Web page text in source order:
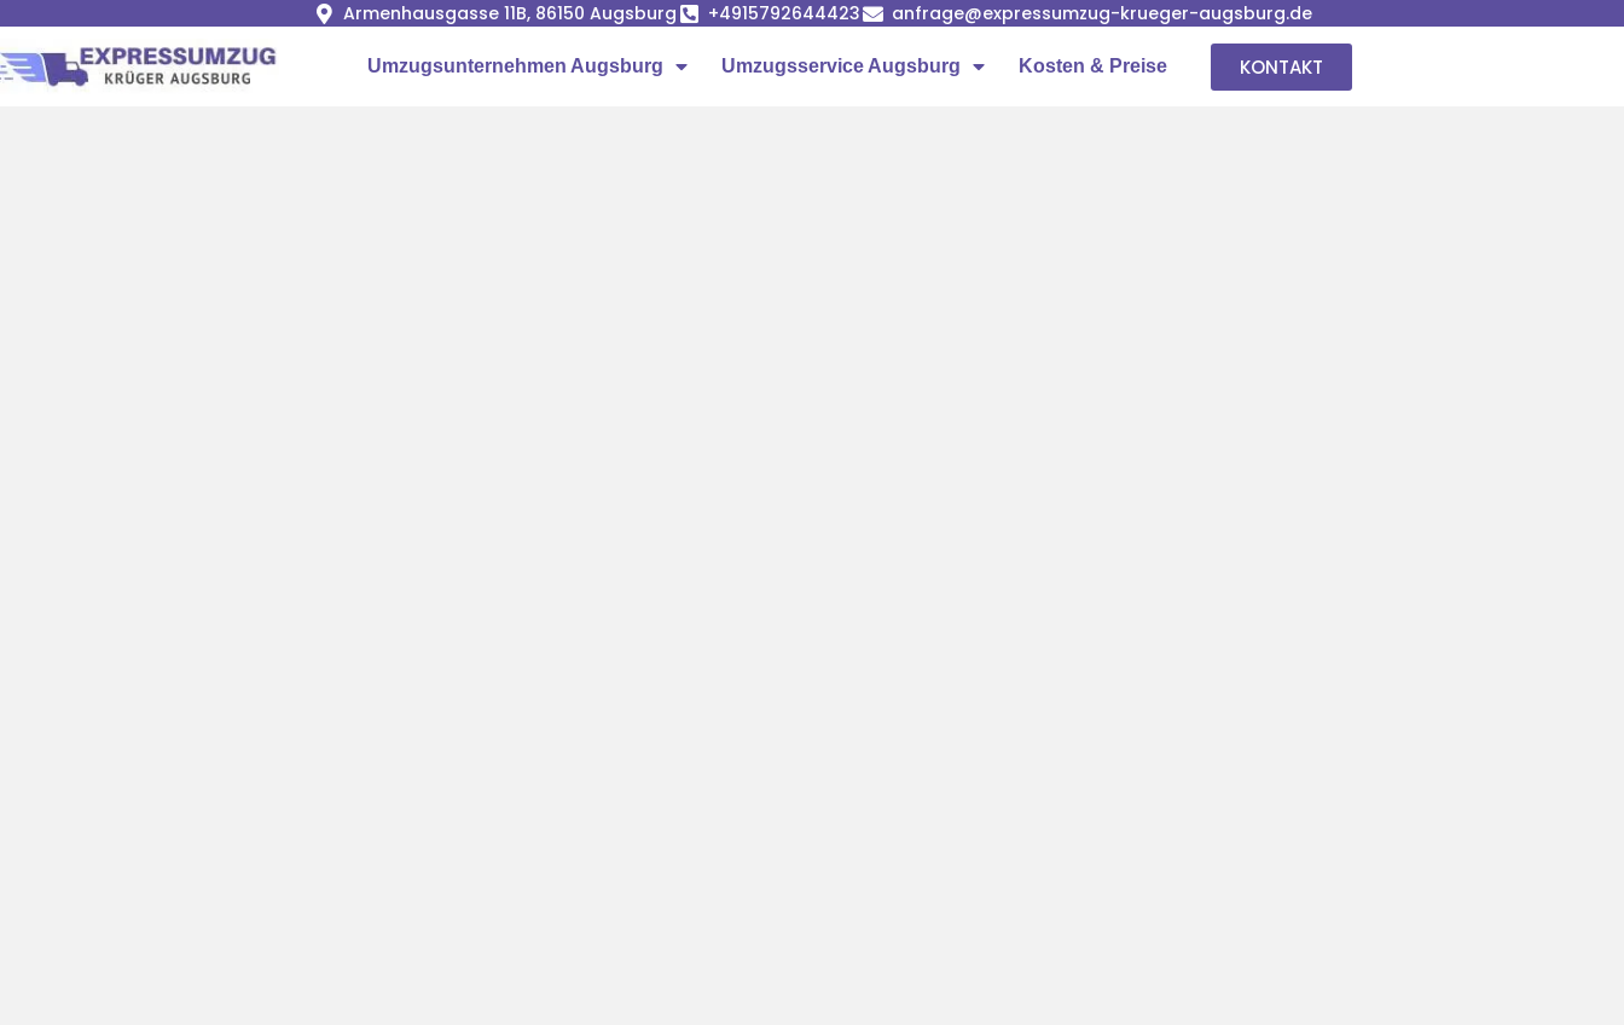
Armenhausgasse 11B, 86150 Augsburg +4915792644423 anfrage@expressumzug-krueger-augsburg.de
Umzugsunternehmen Augsburg Umzugsservice Augsburg Kosten & Preise KONTAKT